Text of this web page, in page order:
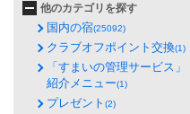
他のカテゴリを探す
国内の宿(25092)
クラブオフポイント交換(1)
「すまいの管理サービス」
紹介メニュー(1)
プレゼント (2)